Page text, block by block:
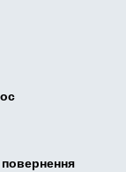
повернення